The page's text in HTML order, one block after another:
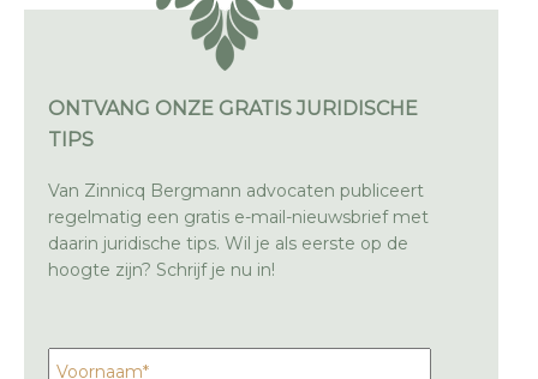
ONTVANG ONZE GRATIS JURIDISCHE
TIPS
Van Zinnicq Bergmann advocaten publiceert
regelmatig een gratis e-mail-nieuwsbrief met
daarin juridische tips. Wil je als eerste op de
hoogte zijn? Schrijf je nu in!